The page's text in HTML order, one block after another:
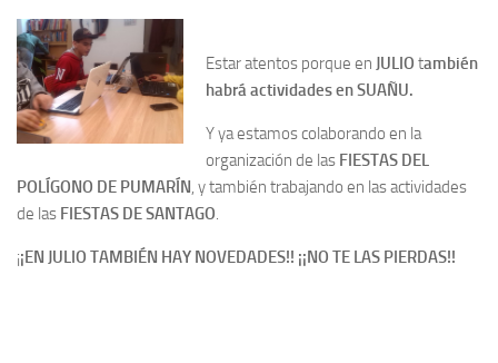
Estar atentos porque en JULIO también
habrá actividades en SUAÑU.
Y ya estamos colaborando en la
organización de las FIESTAS DEL
POLÍGONO DE PUMARÍN, y también trabajando en las actividades
de las FIESTAS DE SANTAGO.
¡¡EN JULIO TAMBIÉN HAY NOVEDADES!! ¡¡NO TE LAS PIERDAS!!